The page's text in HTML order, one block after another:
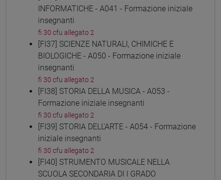
INFORMATICHE - A041 - Formazione iniziale
insegnanti
fi 30 cfu allegato 2
[FI37] SCIENZE NATURALI, CHIMICHE E
BIOLOGICHE - A050 - Formazione iniziale
insegnanti
fi 30 cfu allegato 2
[FI38] STORIA DELLA MUSICA - A053 -
Formazione iniziale insegnanti
fi 30 cfu allegato 2
[FI39] STORIA DELL'ARTE - A054 - Formazione
iniziale insegnanti
fi 30 cfu allegato 2
[FI40] STRUMENTO MUSICALE NELLA
SCUOLA SECONDARIA DI I GRADO